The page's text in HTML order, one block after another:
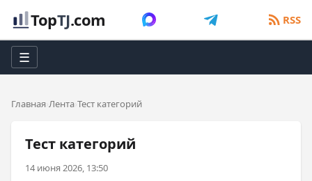
TopTJ.com RSS
☰
Главная Лента Тест категорий
Тест категорий
14 июня 2026, 13:50